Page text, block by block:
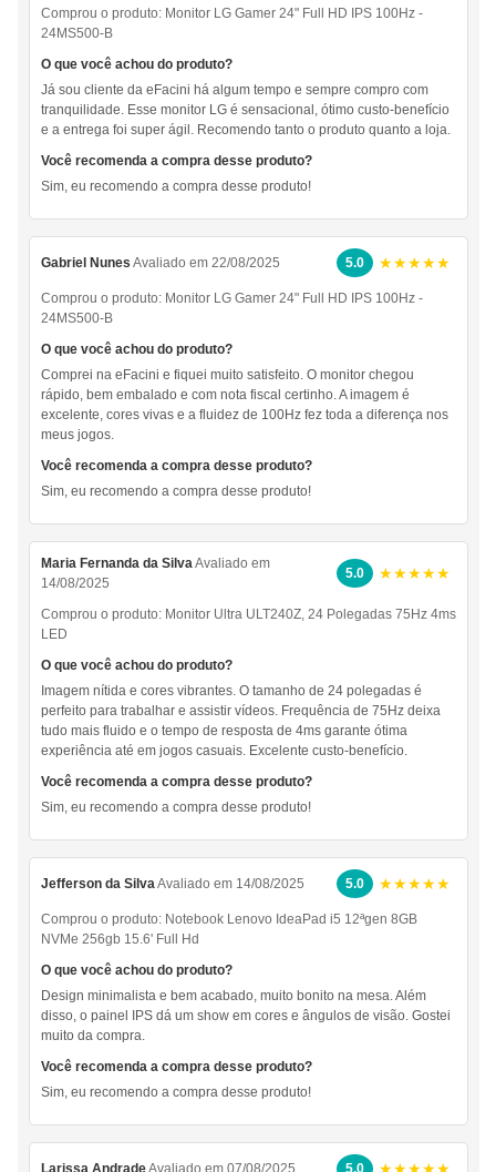
Comprou o produto: Monitor LG Gamer 24" Full HD IPS 100Hz -
24MS500-B
O que você achou do produto?
Já sou cliente da eFacini há algum tempo e sempre compro com
tranquilidade. Esse monitor LG é sensacional, ótimo custo-benefício
e a entrega foi super ágil. Recomendo tanto o produto quanto a loja.
Você recomenda a compra desse produto?
Sim, eu recomendo a compra desse produto!
Gabriel Nunes Avaliado em 22/08/2025 5.0 ★★★★★
Comprou o produto: Monitor LG Gamer 24" Full HD IPS 100Hz -
24MS500-B
O que você achou do produto?
Comprei na eFacini e fiquei muito satisfeito. O monitor chegou
rápido, bem embalado e com nota fiscal certinho. A imagem é
excelente, cores vivas e a fluidez de 100Hz fez toda a diferença nos
meus jogos.
Você recomenda a compra desse produto?
Sim, eu recomendo a compra desse produto!
Maria Fernanda da SilvaAvaliado em
14/08/2025
5.0 ★★★★★
Comprou o produto: Monitor Ultra ULT240Z, 24 Polegadas 75Hz 4ms
LED
O que você achou do produto?
Imagem nítida e cores vibrantes. O tamanho de 24 polegadas é
perfeito para trabalhar e assistir vídeos. Frequência de 75Hz deixa
tudo mais fluido e o tempo de resposta de 4ms garante ótima
experiência até em jogos casuais. Excelente custo-benefício.
Você recomenda a compra desse produto?
Sim, eu recomendo a compra desse produto!
Jefferson da SilvaAvaliado em 14/08/2025 5.0 ★★★★★
Comprou o produto: Notebook Lenovo IdeaPad i5 12ªgen 8GB
NVMe 256gb 15.6' Full Hd
O que você achou do produto?
Design minimalista e bem acabado, muito bonito na mesa. Além
disso, o painel IPS dá um show em cores e ângulos de visão. Gostei
muito da compra.
Você recomenda a compra desse produto?
Sim, eu recomendo a compra desse produto!
Larissa AndradeAvaliado em 07/08/2025 5.0 ★★★★★